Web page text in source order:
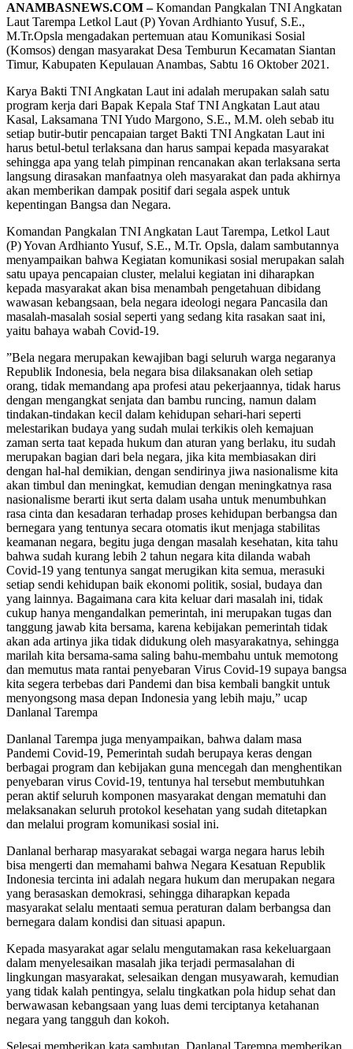
ANAMBASNEWS.COM –Komandan Pangkalan TNI Angkatan
Laut Tarempa Letkol Laut (P) Yovan Ardhianto Yusuf, S.E.,
M.Tr.Opsla mengadakan pertemuan atau Komunikasi Sosial
(Komsos) dengan masyarakat Desa Temburun Kecamatan Siantan
Timur, Kabupaten Kepulauan Anambas, Sabtu 16 Oktober 2021.
Karya Bakti TNI Angkatan Laut ini adalah merupakan salah satu
program kerja dari Bapak Kepala Staf TNI Angkatan Laut atau
Kasal, Laksamana TNI Yudo Margono, S.E., M.M. oleh sebab itu
setiap butir-butir pencapaian target Bakti TNI Angkatan Laut ini
harus betul-betul terlaksana dan harus sampai kepada masyarakat
sehingga apa yang telah pimpinan rencanakan akan terlaksana serta
langsung dirasakan manfaatnya oleh masyarakat dan pada akhirnya
akan memberikan dampak positif dari segala aspek untuk
kepentingan Bangsa dan Negara.
Komandan Pangkalan TNI Angkatan Laut Tarempa, Letkol Laut
(P) Yovan Ardhianto Yusuf, S.E., M.Tr. Opsla, dalam sambutannya
menyampaikan bahwa Kegiatan komunikasi sosial merupakan salah
satu upaya pencapaian cluster, melalui kegiatan ini diharapkan
kepada masyarakat akan bisa menambah pengetahuan dibidang
wawasan kebangsaan, bela negara ideologi negara Pancasila dan
masalah-masalah sosial seperti yang sedang kita rasakan saat ini,
yaitu bahaya wabah Covid-19.
”Bela negara merupakan kewajiban bagi seluruh warga negaranya
Republik Indonesia, bela negara bisa dilaksanakan oleh setiap
orang, tidak memandang apa profesi atau pekerjaannya, tidak harus
dengan mengangkat senjata dan bambu runcing, namun dalam
tindakan-tindakan kecil dalam kehidupan sehari-hari seperti
melestarikan budaya yang sudah mulai terkikis oleh kemajuan
zaman serta taat kepada hukum dan aturan yang berlaku, itu sudah
merupakan bagian dari bela negara, jika kita membiasakan diri
dengan hal-hal demikian, dengan sendirinya jiwa nasionalisme kita
akan timbul dan meningkat, kemudian dengan meningkatnya rasa
nasionalisme berarti ikut serta dalam usaha untuk menumbuhkan
rasa cinta dan kesadaran terhadap proses kehidupan berbangsa dan
bernegara yang tentunya secara otomatis ikut menjaga stabilitas
keamanan negara, begitu juga dengan masalah kesehatan, kita tahu
bahwa sudah kurang lebih 2 tahun negara kita dilanda wabah
Covid-19 yang tentunya sangat merugikan kita semua, merasuki
setiap sendi kehidupan baik ekonomi politik, sosial, budaya dan
yang lainnya. Bagaimana cara kita keluar dari masalah ini, tidak
cukup hanya mengandalkan pemerintah, ini merupakan tugas dan
tanggung jawab kita bersama, karena kebijakan pemerintah tidak
akan ada artinya jika tidak didukung oleh masyarakatnya, sehingga
marilah kita bersama-sama saling bahu-membahu untuk memotong
dan memutus mata rantai penyebaran Virus Covid-19 supaya bangsa
kita segera terbebas dari Pandemi dan bisa kembali bangkit untuk
menyongsong masa depan Indonesia yang lebih maju,” ucap
Danlanal Tarempa
Danlanal Tarempa juga menyampaikan, bahwa dalam masa
Pandemi Covid-19, Pemerintah sudah berupaya keras dengan
berbagai program dan kebijakan guna mencegah dan menghentikan
penyebaran virus Covid-19, tentunya hal tersebut membutuhkan
peran aktif seluruh komponen masyarakat dengan mematuhi dan
melaksanakan seluruh protokol kesehatan yang sudah ditetapkan
dan melalui program komunikasi sosial ini.
Danlanal berharap masyarakat sebagai warga negara harus lebih
bisa mengerti dan memahami bahwa Negara Kesatuan Republik
Indonesia tercinta ini adalah negara hukum dan merupakan negara
yang berasaskan demokrasi, sehingga diharapkan kepada
masyarakat selalu mentaati semua peraturan dalam berbangsa dan
bernegara dalam kondisi dan situasi apapun.
Kepada masyarakat agar selalu mengutamakan rasa kekeluargaan
dalam menyelesaikan masalah jika terjadi permasalahan di
lingkungan masyarakat, selesaikan dengan musyawarah, kemudian
yang tidak kalah pentingya, selalu tingkatkan pola hidup sehat dan
berwawasan kebangsaan yang luas demi terciptanya ketahanan
negara yang tangguh dan kokoh.